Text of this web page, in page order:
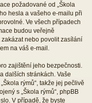
požadované od „Škola
hesla a vašeho e-mailu při
Ve všech případech
budou veřejně
nebo povolit zasílání
na váš e-mail.
zajištění jeho bezpečnosti.
dalších stránkách. Vaše
rýmů“, takže jej pečlivě
s „Škola rýmů“, phpBB
V případě, že byste